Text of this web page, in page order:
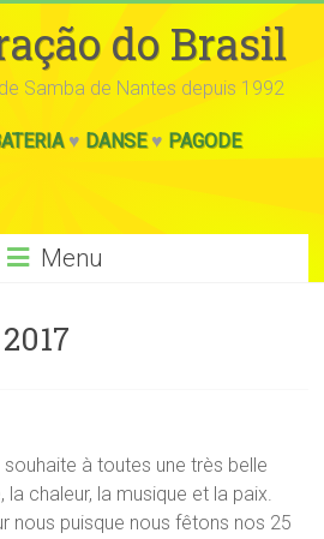
do Brasil
Samba de Nantes depuis 1992
♥ DANSE♥ PAGODE
Menu
à toutes une très belle
chaleur, la musique et la paix.
nous puisque nous fêtons nos 25